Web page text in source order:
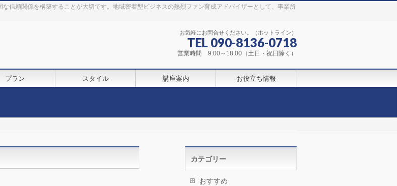
信頼関係を構築することが大切です。地域密着型ビジネスの熱烈ファン育成アドバイザーとして、事業所
お気軽にお問合せください。（ホットライン）
TEL 090-8136-0718
営業時間 9:00～18:00（土日・祝日除く）
プラン スタイル 講座案内 お役立ち情報
カテゴリー
おすすめ